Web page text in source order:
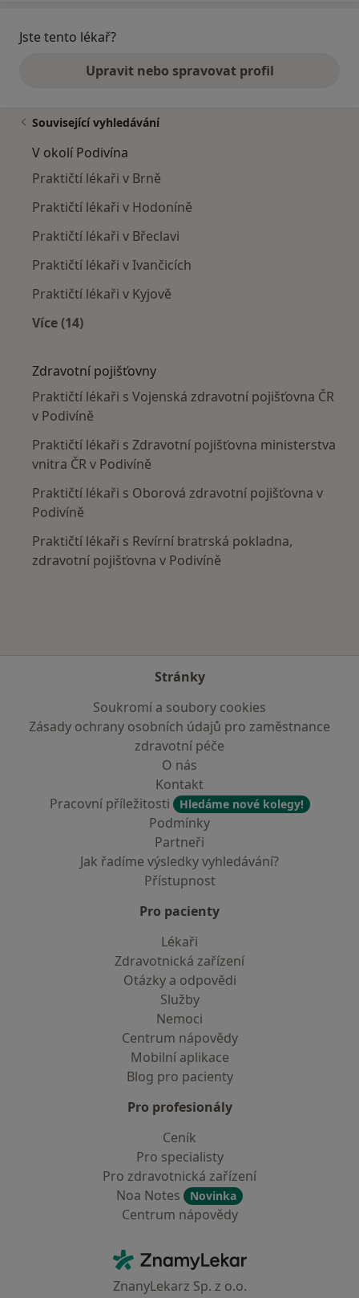
Jste tento lékař?
Upravit nebo spravovat profil
Související vyhledávání
V okolí Podivína
Praktičtí lékaři v Brně
Praktičtí lékaři v Hodoníně
Praktičtí lékaři v Břeclavi
Praktičtí lékaři v Ivančicích
Praktičtí lékaři v Kyjově
Více (14)
Zdravotní pojišťovny
Praktičtí lékaři s Vojenská zdravotní pojišťovna ČR
v Podivíně
Praktičtí lékaři s Zdravotní pojišťovna ministerstva
vnitra ČR v Podivíně
Praktičtí lékaři s Oborová zdravotní pojišťovna v
Podivíně
Praktičtí lékaři s Revírní bratrská pokladna,
zdravotní pojišťovna v Podivíně
Stránky
Soukromí a soubory cookies
Zásady ochrany osobních údajů pro zaměstnance
zdravotní péče
O nás
Kontakt
Pracovní příležitosti
Hledáme nové kolegy!
Podmínky
Partneři
Jak řadíme výsledky vyhledávání?
Přístupnost
Pro pacienty
Lékaři
Zdravotnická zařízení
Otázky a odpovědi
Služby
Nemoci
Centrum nápovědy
Mobilní aplikace
Blog pro pacienty
Pro profesionály
Ceník
Pro specialisty
Pro zdravotnická zařízení
Noa Notes
Novinka
Centrum nápovědy
ZnamyLekar - Hlavní stránka
ZnanyLekarz Sp. z o.o.